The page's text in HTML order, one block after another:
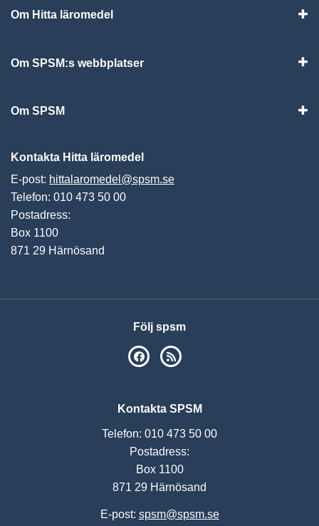
Om Hitta läromedel
Om SPSM:s webbplatser
Om SPSM
Kontakta Hitta läromedel
E-post: hittalaromedel@spsm.se
Telefon: 010 473 50 00
Postadress:
Box 1100
871 29 Härnösand
Följ spsm
SPSM på Facebook
Kontakta SPSM
Telefon: 010 473 50 00
Postadress:
Box 1100
871 29 Härnösand
E-post: spsm@spsm.se